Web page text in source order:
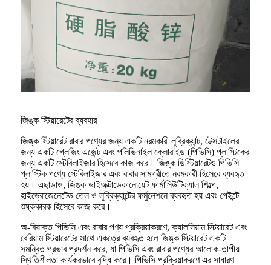
জিঙ্ক স্টিয়ারেটের ব্যবহার
জিঙ্ক স্টিয়ারেট রাবার পণ্যের জন্য একটি নরমকারী লুব্রিক্যান্ট, টেক্সটাইলের
জন্য একটি গ্লেজিং এজেন্ট এবং পলিভিনাইল ক্লোরাইড (পিভিসি) প্লাস্টিকের
জন্য একটি স্টেবিলাইজার হিসেবে কাজ করে। জিঙ্ক ডিস্টিয়ারেটও পিভিসি
প্লাস্টিক পণ্যে স্টেবিলাইজার এবং রাবার সামগ্রীতে নরমকারী হিসেবে ব্যবহৃত
হয়। এছাড়াও, জিঙ্ক ডাইঅক্টাডেকানোয়েট ফার্মাসিউটিক্যাল শিল্পে,
হাইড্রোজেনেটেড তেল ও লুব্রিক্যান্টের ফর্মুলেশনে ব্যবহৃত হয় এবং পেইন্টে
শুষ্ককারক হিসেবে কাজ করে।
অ-বিষাক্ত পিভিসি এবং রাবার পণ্য প্রক্রিয়াকরণে, ক্যালসিয়াম স্টিয়ারেট এবং
বেরিয়াম স্টিয়ারেটের সাথে একত্রে ব্যবহৃত হলে জিঙ্ক স্টিয়ারেট একটি
সমন্বিত প্রভাব প্রদর্শন করে, যা পিভিসি এবং রাবার পণ্যের আলোক-তাপীয়
স্থিতিশীলতা কার্যকরভাবে বৃদ্ধি করে। পিভিসি প্রক্রিয়াকরণে এর সাধারণ